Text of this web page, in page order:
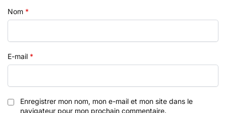
Nom *
E-mail *
Enregistrer mon nom, mon e-mail et mon site dans le
navigateur pour mon prochain commentaire.